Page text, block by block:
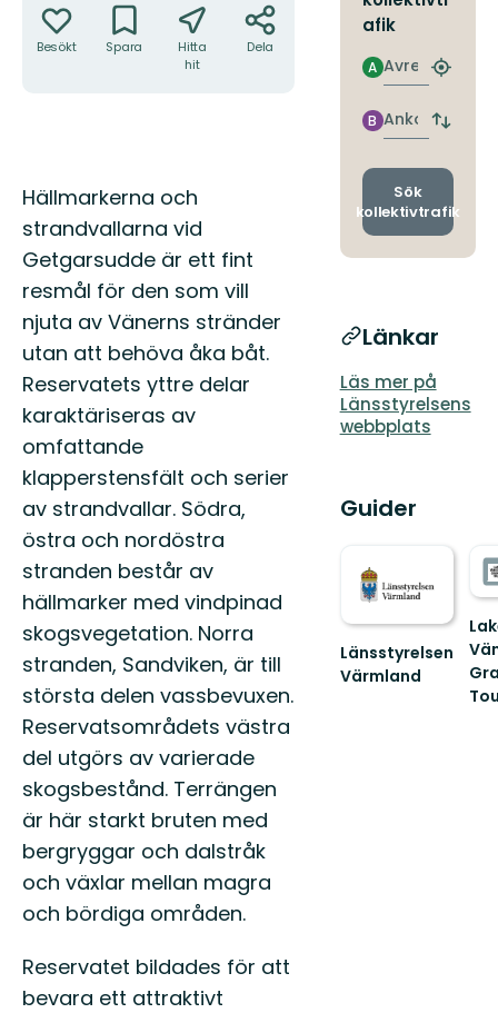
Besökt Spara
Hitta
hit
Dela
Beskrivning
Hällmarkerna och
strandvallarna vid
Getgarsudde är ett fint
resmål för den som vill
njuta av Vänerns stränder
utan att behöva åka båt.
Reservatets yttre delar
karaktäriseras av
omfattande
klapperstensfält och serier
av strandvallar. Södra,
östra och nordöstra
stranden består av
hällmarker med vindpinad
skogsvegetation. Norra
stranden, Sandviken, är till
största delen vassbevuxen.
Reservatsområdets västra
del utgörs av varierade
skogsbe­stånd. Terrängen
är här starkt bruten med
bergryggar och dal­stråk
och växlar mellan magra
och bördiga områden.
Reservatet bildades för att
bevara ett attraktivt
afik
Avresa
A
Hitta
Ankomst
B
Byt
och
Sök
kollektivtrafik
Länkar
Läs mer på
Länsstyrelsens
webbplats
Guider
Länsstyrelsen
Värmland